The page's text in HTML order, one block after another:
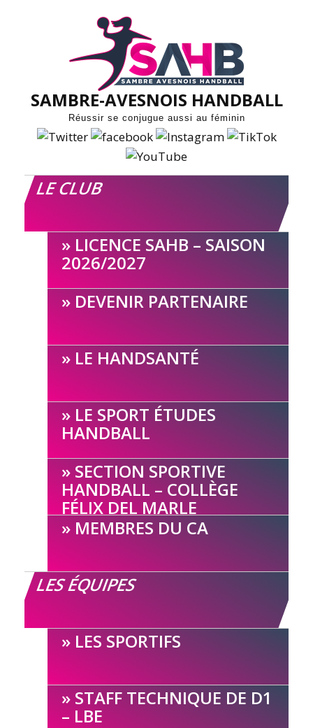
SAMBRE-AVESNOIS HANDBALL
Réussir se conjugue aussi au féminin
LE CLUB
LICENCE SAHB – SAISON
2026/2027
DEVENIR PARTENAIRE
LE HANDSANTÉ
LE SPORT ÉTUDES
HANDBALL
SECTION SPORTIVE
HANDBALL – COLLÈGE
FÉLIX DEL MARLE
MEMBRES DU CA
LES ÉQUIPES
LES SPORTIFS
STAFF TECHNIQUE DE D1
– LBE